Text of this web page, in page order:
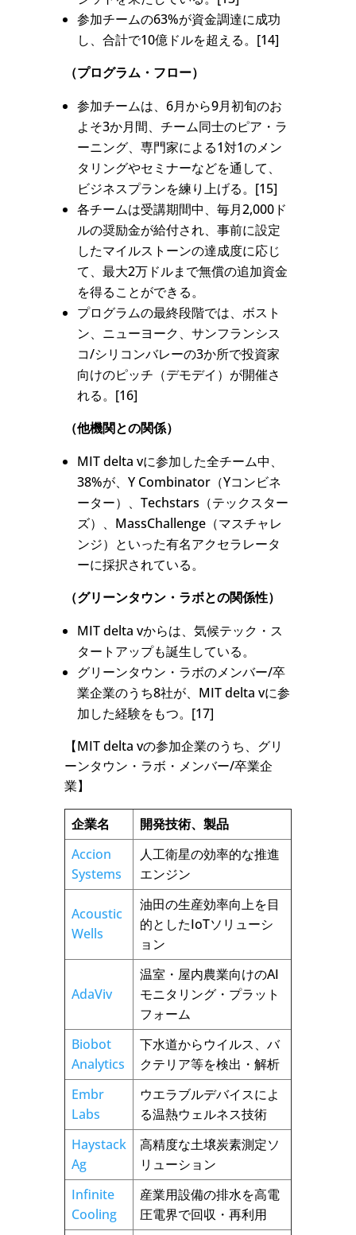
参加チームの63%が資金調達に成功
し、合計で10億ドルを超える。[14]
（プログラム・フロー）
参加チームは、6月から9月初旬のお
よそ3か月間、チーム同士のピア・ラ
ーニング、専門家による1対1のメン
タリングやセミナーなどを通して、
ビジネスプランを練り上げる。[15]
各チームは受講期間中、毎月2,000ド
ルの奨励金が給付され、事前に設定
したマイルストーンの達成度に応じ
て、最大2万ドルまで無償の追加資金
を得ることができる。
プログラムの最終段階では、ボスト
ン、ニューヨーク、サンフランシス
コ/シリコンバレーの3か所で投資家
向けのピッチ（デモデイ）が開催さ
れる。[16]
（他機関との関係）
MIT delta vに参加した全チーム中、
38%が、Y Combinator（Yコンビネ
ーター）、Techstars（テックスター
ズ）、MassChallenge（マスチャレ
ンジ）といった有名アクセラレータ
ーに採択されている。
（グリーンタウン・ラボとの関係性）
MIT delta vからは、気候テック・ス
タートアップも誕生している。
グリーンタウン・ラボのメンバー/卒
業企業のうち8社が、MIT delta vに参
加した経験をもつ。[17]
【MIT delta vの参加企業のうち、グリ
ーンタウン・ラボ・メンバー/卒業企
業】
企業名
開発技術、製品
Accion
Systems
人工衛星の効率的な推進
エンジン
Acoustic
Wells
油田の生産効率向上を目
的としたIoTソリューシ
ョン
AdaViv
温室・屋内農業向けのAI
モニタリング・プラット
フォーム
Biobot
Analytics
下水道からウイルス、バ
クテリア等を検出・解析
Embr
Labs
ウエラブルデバイスによ
る温熱ウェルネス技術
Haystack
Ag
高精度な土壌炭素測定ソ
リューション
Infinite
Cooling
産業用設備の排水を高電
圧電界で回収・再利用